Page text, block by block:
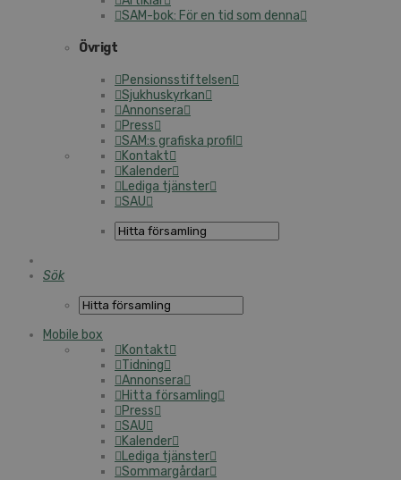
SAM-bok: För en tid som denna
Övrigt
Pensionsstiftelsen
Sjukhuskyrkan
Annonsera
Press
SAM:s grafiska profil
Kontakt
Kalender
Lediga tjänster
SAU
Sök
Mobile box
Kontakt
Tidning
Annonsera
Hitta församling
Press
SAU
Kalender
Lediga tjänster
Sommargårdar